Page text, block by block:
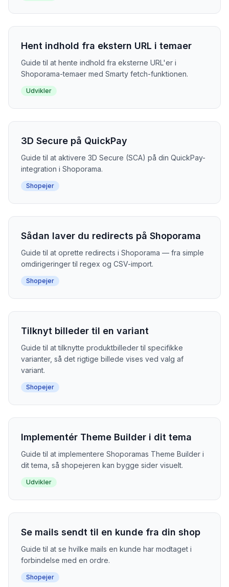
Hent indhold fra ekstern URL i temaer
Guide til at hente indhold fra eksterne URL'er i
Shoporama-temaer med Smarty fetch-funktionen.
Udvikler
3D Secure på QuickPay
Guide til at aktivere 3D Secure (SCA) på din QuickPay-
integration i Shoporama.
Shopejer
Sådan laver du redirects på Shoporama
Guide til at oprette redirects i Shoporama — fra simple
omdirigeringer til regex og CSV-import.
Shopejer
Tilknyt billeder til en variant
Guide til at tilknytte produktbilleder til specifikke
varianter, så det rigtige billede vises ved valg af
variant.
Shopejer
Implementér Theme Builder i dit tema
Guide til at implementere Shoporamas Theme Builder i
dit tema, så shopejeren kan bygge sider visuelt.
Udvikler
Se mails sendt til en kunde fra din shop
Guide til at se hvilke mails en kunde har modtaget i
forbindelse med en ordre.
Shopejer